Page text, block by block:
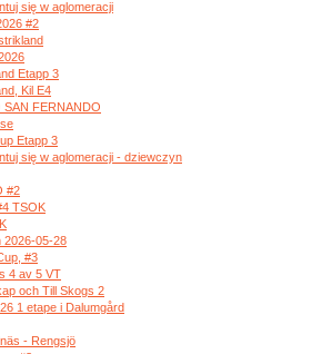
się w aglomeracji
#2
Etapp 3
Kil E4
FERNANDO
Etapp 3
się w aglomeracji - dziewczyn
#2
TSOK
2026-05-28
#3
4 av 5 VT
och Till Skogs 2
1 etape i Dalumgård
- Rengsjö